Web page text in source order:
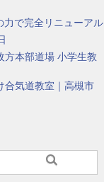
力で完全リニューアル
方本部道場 小学生教
合気道教室｜高槻市